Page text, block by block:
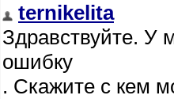
ternikelita
Здравствуйте. У
ошибку
. Скажите с кем